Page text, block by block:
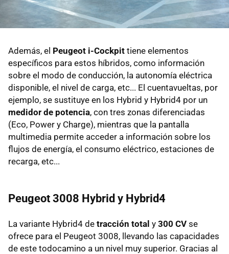
Además, el Peugeot i-Cockpit tiene elementos
específicos para estos híbridos, como información
sobre el modo de conducción, la autonomía eléctrica
disponible, el nivel de carga, etc... El cuentavueltas, por
ejemplo, se sustituye en los Hybrid y Hybrid4 por un
medidor de potencia, con tres zonas diferenciadas
(Eco, Power y Charge), mientras que la pantalla
multimedia permite acceder a información sobre los
flujos de energía, el consumo eléctrico, estaciones de
recarga, etc...
Peugeot 3008 Hybrid y Hybrid4
La variante Hybrid4 de tracción total y 300 CV se
ofrece para el Peugeot 3008, llevando las capacidades
de este todocamino a un nivel muy superior. Gracias al